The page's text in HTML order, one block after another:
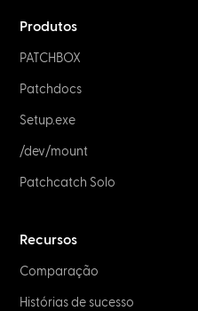
Produtos
PATCHBOX
Patchdocs
Setup.exe
/dev/mount
Patchcatch Solo
Recursos
Comparação
Histórias de sucesso